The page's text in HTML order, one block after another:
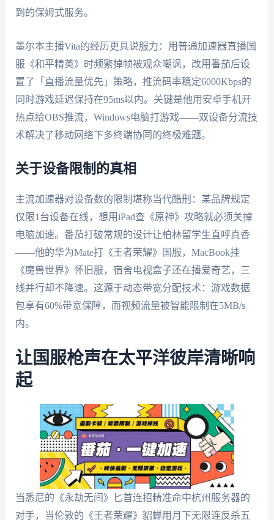
到的保姆式服务。
墨尔本主播Vita的经历更具说服力：用普通加速器直播国
服《和平精英》时频繁掉帧被观众嘲讽，改用番茄后设
置了「直播流量优先」策略，推流码率稳定6000Kbps的
同时游戏延迟保持在95ms以内。关键是他用安卓手机开
热点给OBS推流，Windows电脑打游戏——双设备分流技
术解决了移动网络下多终端协同的终极难题。
关于设备限制的真相
主流加速器对设备数的限制堪称当代酷刑：某品牌规定
仅限1台设备在线，想用iPad查《原神》攻略就必须关掉
电脑加速。番茄打破常规的设计让柏林留学生直呼真香
——他的华为Mate打《王者荣耀》国服，MacBook挂
《魔兽世界》怀旧服，宿舍电视盒子还在播爱奇艺，三
线并行却不降速。这源于动态带宽分配技术：游戏数据
包享有60%带宽保障，而视频流量被智能限制在5MB/s
内。
让国服枪声在太平洋彼岸清晰响
起
当悉尼的《永劫无间》匕首连招精准命中杭州服务器的
对手，当伦敦的《王者荣耀》貂蝉用月下无限连反杀五